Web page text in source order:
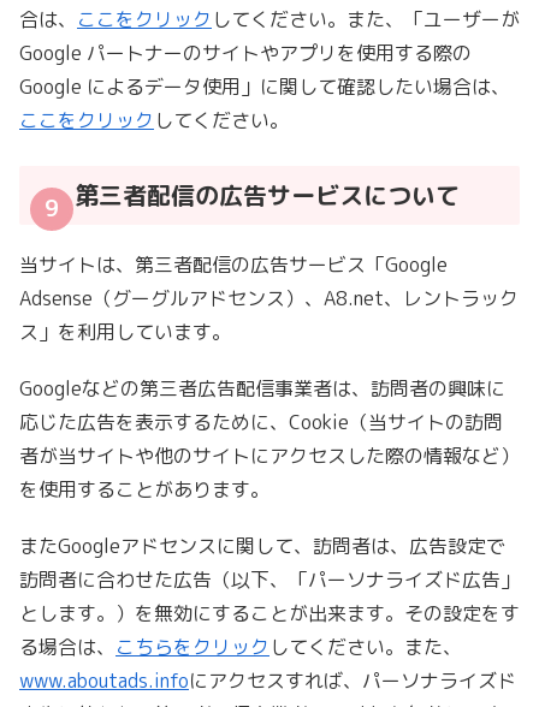
合は、 ここをクリック してください。また、「ユーザーが
Google パートナーのサイトやアプリを使用する際の
Google によるデータ使用」に関して確認したい場合は、
ここをクリック してください。
第三者配信の広告サービスについて
当サイトは、第三者配信の広告サービス「Google
Adsense（グーグルアドセンス）、A8.net、レントラック
ス」を利用しています。
Googleなどの第三者広告配信事業者は、訪問者の興味に
応じた広告を表示するために、Cookie（当サイトの訪問
者が当サイトや他のサイトにアクセスした際の情報など）
を使用することがあります。
またGoogleアドセンスに関して、訪問者は、広告設定で
訪問者に合わせた広告（以下、「パーソナライズド広告」
とします。）を無効にすることが出来ます。その設定をす
る場合は、 こちらをクリック してください。また、
www.aboutads.infoにアクセスすれば、パーソナライズド